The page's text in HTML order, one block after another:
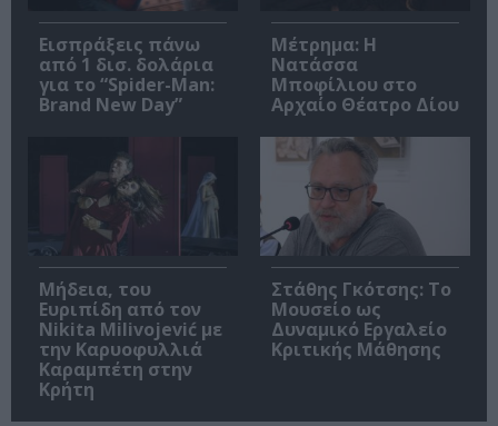
Εισπράξεις πάνω
από 1 δισ. δολάρια
για το “Spider-Man:
Brand New Day”
Μέτρημα: Η
Νατάσσα
Μποφίλιου στο
Αρχαίο Θέατρο Δίου
Μήδεια, του
Ευριπίδη από τον
Nikita Milivojević με
την Καρυοφυλλιά
Καραμπέτη στην
Κρήτη
Στάθης Γκότσης: Το
Μουσείο ως
Δυναμικό Εργαλείο
Κριτικής Μάθησης